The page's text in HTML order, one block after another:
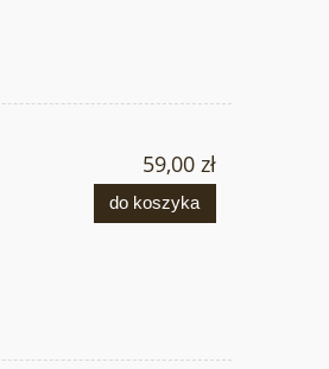
59,00 zł
do koszyka